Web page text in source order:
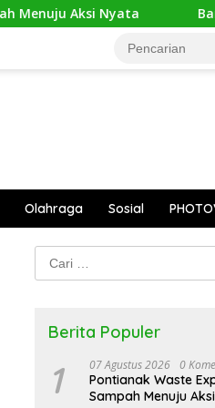
Bantai 2.600
Olahraga Sosial
Cari
untuk:
Berita Populer
1 07 Agustus 2026 0
Pontianak Waste
Sampah Menuju